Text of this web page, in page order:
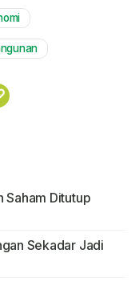
Saham Ditutup
Sekadar Jadi